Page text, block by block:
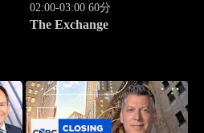
02:00-03:00 60分
The Exchange